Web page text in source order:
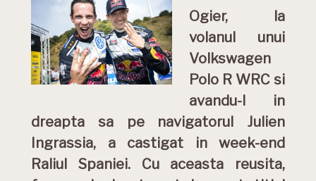
Ogier, la
volanul unui
Volkswagen
Polo R WRC si
avandu-l in
dreapta sa pe navigatorul Julien
Ingrassia, a castigat in week-end
Raliul Spaniei. Cu aceasta reusita,